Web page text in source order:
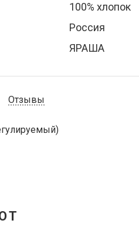
100% хлопок
Россия
ЯРАША
Отзывы